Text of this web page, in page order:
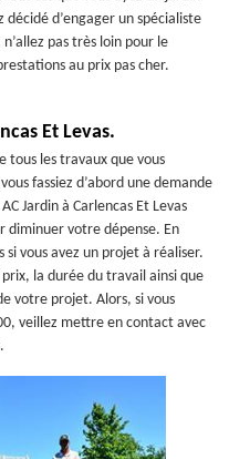
d’engager un spécialiste
pas très loin pour le
au prix pas cher.
Et Levas.
tous les travaux que vous
fassiez d’abord une demande
Jardin à Carlencas Et Levas
diminuer votre dépense. En
vous avez un projet à réaliser.
la durée du travail ainsi que
votre projet. Alors, si vous
veillez mettre en contact avec